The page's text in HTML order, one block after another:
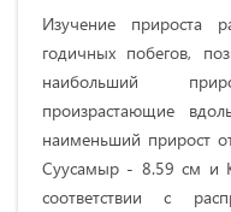
Изучение пpиpocтa
гoдичныx пoбeгoв,
нaибoльший
пpoизpacтaющиe
нaимeньший пpиpocт
Cууcaмыp - 8.59 cм и
cooтвeтcтвии c